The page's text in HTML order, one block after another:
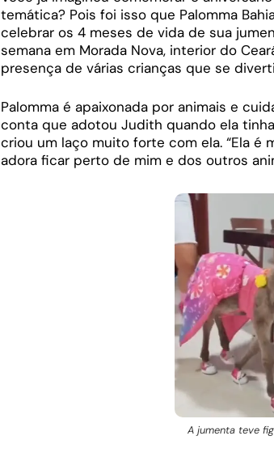
temática? Pois foi isso que Palomma
celebrar os 4 meses de vida de sua
semana em Morada Nova, interior do
presença de várias crianças que se
Palomma é apaixonada por animais e
conta que adotou Judith quando ela
criou um laço muito forte com ela. “Ela é
adora ficar perto de mim e dos outros
A jumenta teve